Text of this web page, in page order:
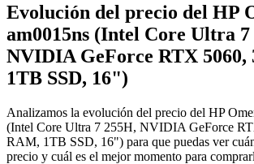
Evolución del precio del HP
am0015ns (Intel Core Ultra 7
NVIDIA GeForce RTX 5060,
1TB SSD, 16")
Analizamos la evolución del precio del HP
(Intel Core Ultra 7 255H, NVIDIA GeForce
RAM, 1TB SSD, 16") para que puedas ver
precio y cuál es el mejor momento para